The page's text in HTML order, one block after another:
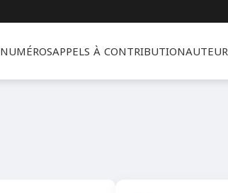
NUMÉROSAPPELS À CONTRIBUTION